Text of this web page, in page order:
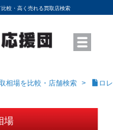
較・高く売れる買取店検索
べる
調べる
相場を比較・店舗検索 ロ
場